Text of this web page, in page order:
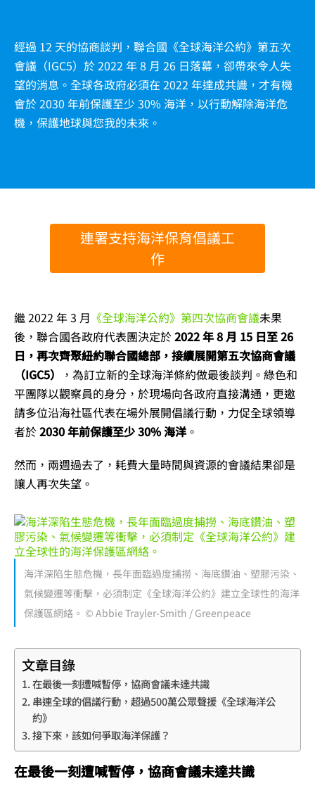
經過 12 天的協商談判，聯合國《全球海洋公約》第五次
會議（IGC5）於 2022 年 8 月 26 日落幕，卻帶來令人失
望的消息。全球各政府必須在 2022 年達成共識，才有機
會於 2030 年前保護至少 30% 海洋，以行動解除海洋危
機，保護地球與您我的未來。
連署支持海洋保育倡議工
作
繼 2022 年 3 月 《全球海洋公約》第四次協商會議未果
後，聯合國各政府代表團決定於2022 年 8 月 15 日至 26
日，再次齊聚紐約聯合國總部，接續展開第五次協商會議
（IGC5）
，為訂立新的全球海洋條約做最後談判。綠色和
平團隊以觀察員的身分，於現場向各政府直接溝通，更邀
請多位沿海社區代表在場外展開倡議行動，力促全球領導
者於2030 年前保護至少 30% 海洋 。
然而，兩週過去了，耗費大量時間與資源的會議結果卻是
讓人再次失望。
海洋深陷生態危機，長年面臨過度捕撈、海底鑽油、塑膠污染、
氣候變遷等衝擊，必須制定《全球海洋公約》建立全球性的海洋
保護區網絡。 © Abbie Trayler-Smith / Greenpeace
文章目錄
在最後一刻遭喊暫停，協商會議未達共識
串連全球的倡議行動，超過500萬公眾聲援《全球海洋公
約》
接下來，該如何爭取海洋保護？
在最後一刻遭喊暫停，協商會議未達共識